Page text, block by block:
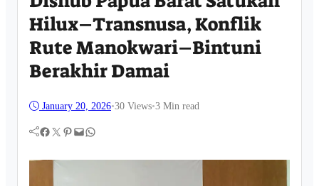
Hilux–Transnusa, Konflik
Rute Manokwari–Bintuni
Berakhir Damai
January 20, 2026•30 Views•3 Min read
Facebook Twitter Pinterest Mail WhatsApp